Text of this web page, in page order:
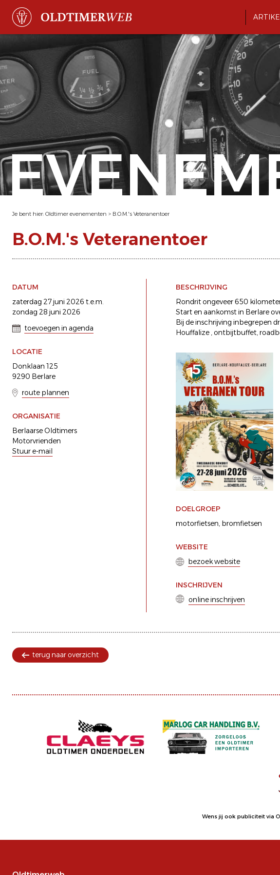
Je bent hier: Oldtimer evenementen > B.O.M.'s Veteranentoer
B.O.M.'s Veteranentoer
DATUM
zaterdag 27 juni 2026 t.e.m.
zondag 28 juni 2026
toevoegen in agenda
LOCATIE
Donklaan 125
9290 Berlare
route plannen
ORGANISATIE
Berlaarse Oldtimers
Motorvrienden
Stuur e-mail
BESCHRIJVING
Rondrit ongeveer 650
Start en aankomst in Berlare
Bij de inschrijving inbegrepen
Houffalize , ontbijtbuffet,
DOELGROEP
motorfietsen bromfietsen
WEBSITE
bezoek website
INSCHRIJVEN
online inschrijven
terug naar overzicht
Wens jij ook publiciteit via